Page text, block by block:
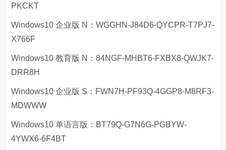
PKCKT
Windows10 企业版 N：WGGHN-J84D6-QYCPR-T7PJ7-
X766F
Windows10 教育版 N：84NGF-MHBT6-FXBX8-QWJK7-
DRR8H
Windows10 企业版 S：FWN7H-PF93Q-4GGP8-M8RF3-
MDWWW
Windows10 单语言版：BT79Q-G7N6G-PGBYW-
4YWX6-6F4BT